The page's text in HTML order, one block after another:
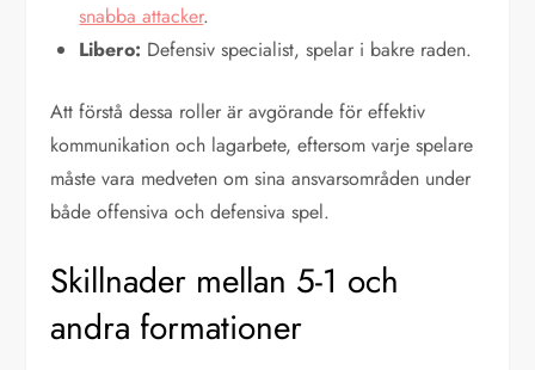
snabba attacker.
Libero: Defensiv specialist, spelar i bakre raden.
Att förstå dessa roller är avgörande för effektiv
kommunikation och lagarbete, eftersom varje spelare
måste vara medveten om sina ansvarsområden under
både offensiva och defensiva spel.
Skillnader mellan 5-1 och
andra formationer